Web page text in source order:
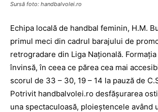
Sursă foto: handbalvolei.ro
Echipa locală de handbal feminin, H.M.
primul meci din cadrul barajului de
retrogradare din Liga Naţională.
învinsă, în ceea ce părea cea mai
scorul de 33 – 30, 19 – 14 la pauză de
Potrivit handbalvolei.ro desfăşurarea
una spectaculoasă, ploieştencele având